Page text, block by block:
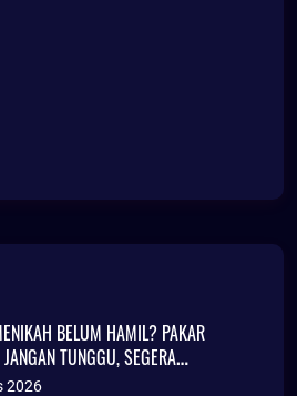
BELUM HAMIL? PAKAR
TUNGGU, SEGERA
2026